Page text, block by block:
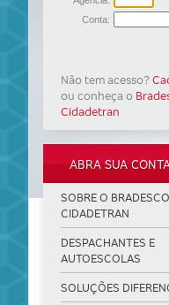
Não tem acesso?
ou conheça o
Cidadetran
ABRA SUA
SOBRE O BRADESCO
CIDADETRAN
DESPACHANTES E
AUTOESCOLAS
SOLUÇÕES